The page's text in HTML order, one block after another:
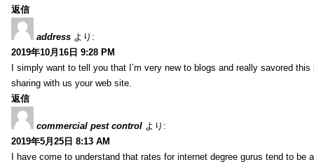
返信
address より:
2019年10月16日 9:28 PM
I simply want to tell you that I’m very new to blogs and really savored
sharing with us your web site.
返信
commercial pest control より:
2019年5月25日 8:13 AM
I have come to understand that rates for internet degree gurus tend to